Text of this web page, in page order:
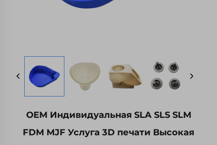
OEM Индивидуальная SLA SLS SLM
FDM MJF Услуга 3D печати Высокая